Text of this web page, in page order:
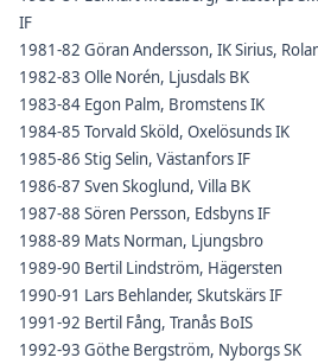
IF
1981-82 Göran Andersson, IK Sirius,
1982-83 Olle Norén, Ljusdals BK
1983-84 Egon Palm, Bromstens IK
1984-85 Torvald Sköld, Oxelösunds IK
1985-86 Stig Selin, Västanfors IF
1986-87 Sven Skoglund, Villa BK
1987-88 Sören Persson, Edsbyns IF
1988-89 Mats Norman, Ljungsbro
1989-90 Bertil Lindström, Hägersten
1990-91 Lars Behlander, Skutskärs IF
1991-92 Bertil Fång, Tranås BoIS
1992-93 Göthe Bergström, Nyborgs SK